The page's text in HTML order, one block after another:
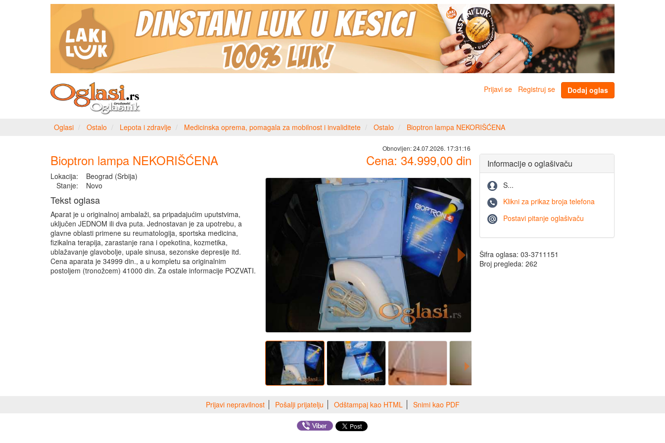
Prijavi se Registruj se Dodaj oglas
Oglasi Ostalo Lepota i zdravlje Medicinska oprema, pomagala za mobilnost i invaliditete Ostalo Bioptron lampa NEKORIŠĆENA
Bioptron lampa NEKORIŠĆENA
Lokacija:
Beograd (Srbija)
Stanje:
Novo
Tekst oglasa
Aparat je u originalnoj ambalaži, sa pripadajućim uputstvima,
uključen JEDNOM ili dva puta. Jednostavan je za upotrebu, a
glavne oblasti primene su reumatologija, sportska medicina,
fizikalna terapija, zarastanje rana i opekotina, kozmetika,
ublažavanje glavobolje, upale sinusa, sezonske depresije itd.
Cena aparata je 34999 din., a u kompletu sa originalnim
postoljem (tronožcem) 41000 din. Za ostale informacije POZVATI.
Obnovljen:24.07.2026. 17:31:16
Cena: 34.999,00 din Informacije o oglašivaču
S...
Klikni za prikaz broja telefona
Postavi pitanje oglašivaču
Šifra oglasa: 03-3711151
Broj pregleda: 262
Prijavi nepravilnost Pošalji prijatelju Odštampaj kao HTML Snimi kao PDF